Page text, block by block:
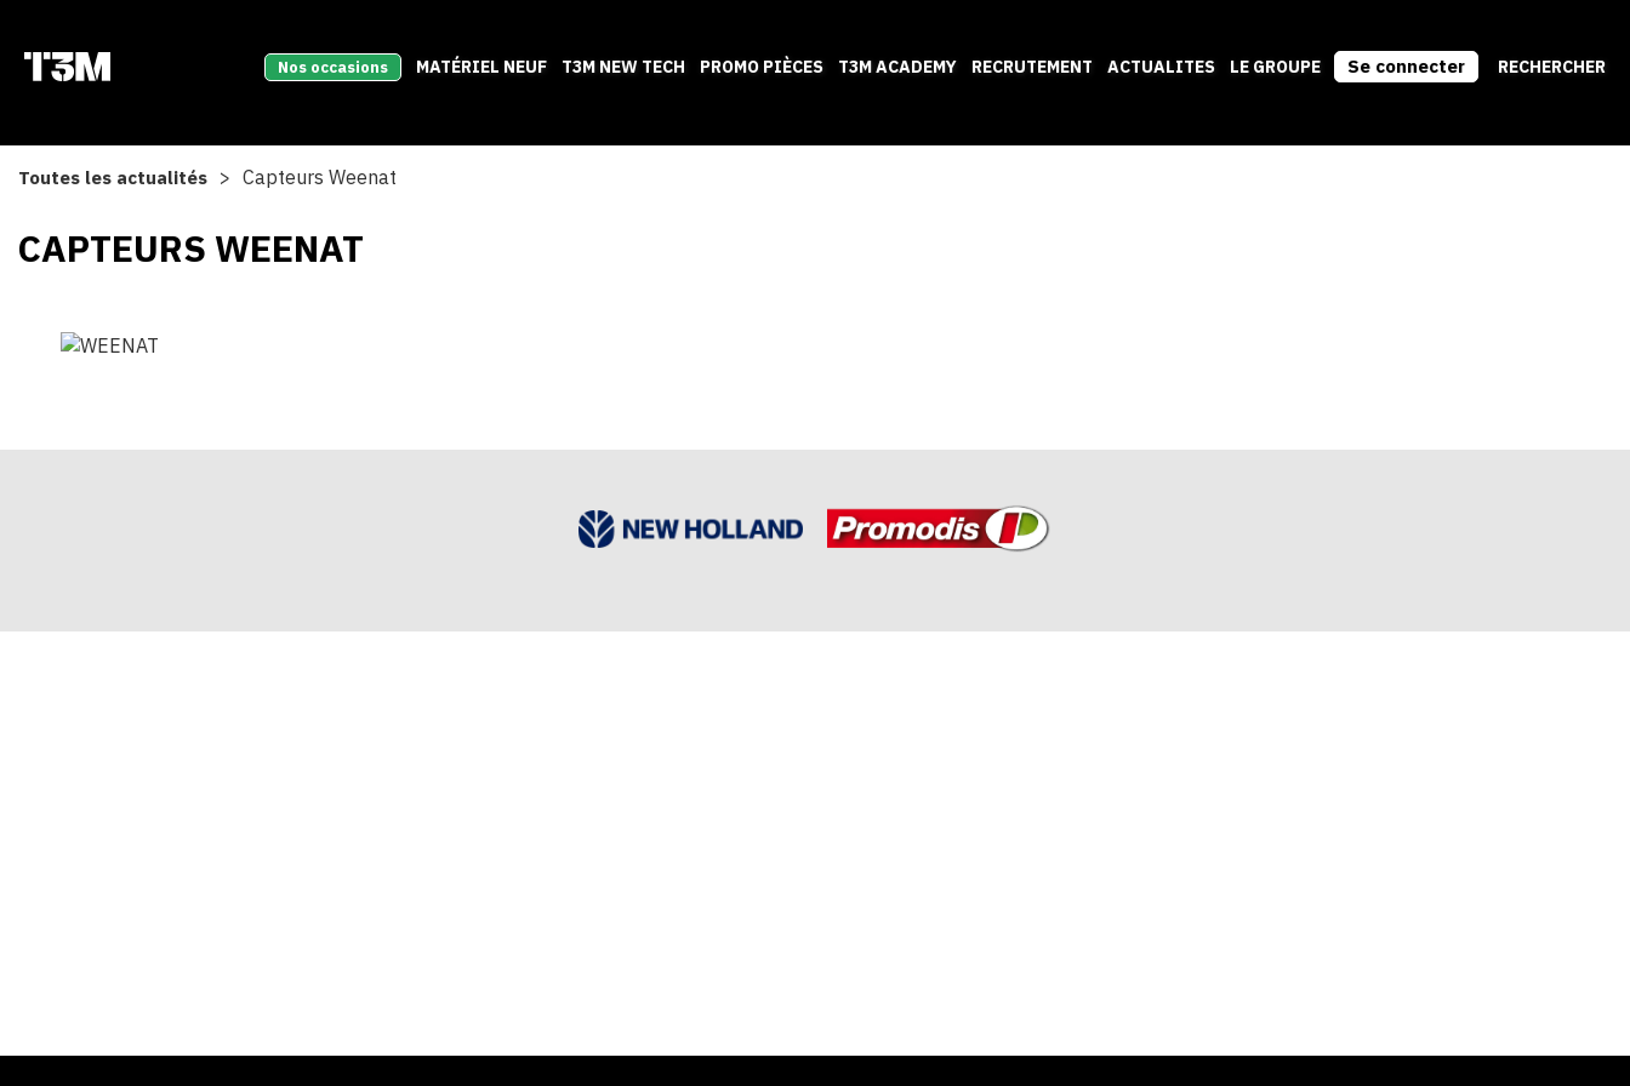
Nos occasions MATÉRIEL NEUF T3M NEW TECH PROMO PIÈCES T3M ACADEMY RECRUTEMENT ACTUALITES LE GROUPE Se connecter RECHERCHER
Toutes les actualités Capteurs Weenat
CAPTEURS WEENAT